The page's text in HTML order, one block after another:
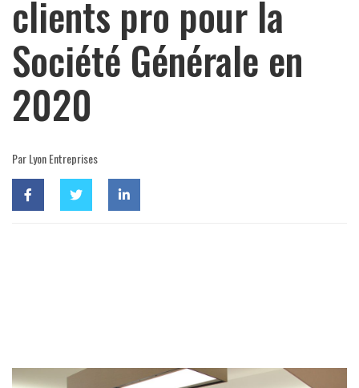
clients pro pour la
Société Générale en
2020
Par Lyon Entreprises